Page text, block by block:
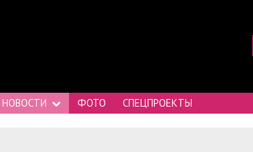
НОВОСТИ ФОТО СПЕЦПРОЕКТЫ